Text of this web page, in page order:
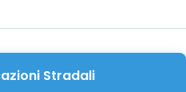
Stradali